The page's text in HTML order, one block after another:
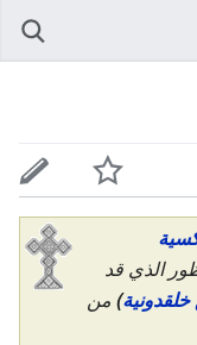
الذي قد
) من